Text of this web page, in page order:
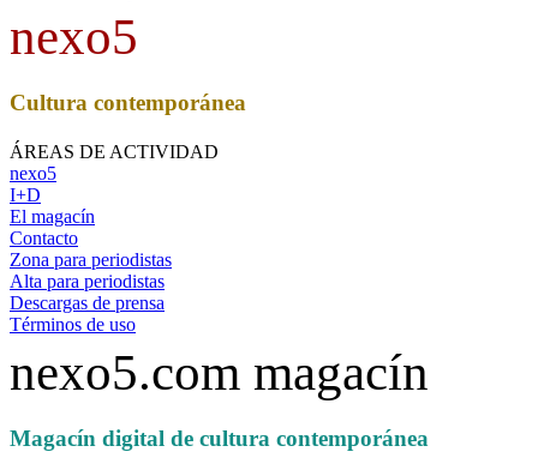
nexo5
Cultura contemporánea
ÁREAS DE ACTIVIDAD
nexo5
I+D
El magacín
Contacto
Zona para periodistas
Alta para periodistas
Descargas de prensa
Términos de uso
nexo5.com magacín
Magacín digital de cultura contemporánea